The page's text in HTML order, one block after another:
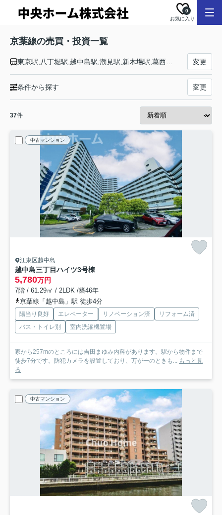
お気に入り
0
京葉線の売買・投資一覧
変更
条件から探す 変更
37件
中古マンション
江東区越中島
越中島三丁目ハイツ3号棟
5,780万円
7階 / 61.29㎡ / 2LDK /築46年
京葉線「越中島」駅 徒歩4分
陽当り良好 エレベーター リノベーション済
リフォーム済
バス・トイレ別
室内洗濯機置場
家から257mのところには吉田まゆみ内科があります。駅から物件まで
徒歩7分です。防犯カメラを設置しており、万が一のときも... もっと見
る
中古マンション